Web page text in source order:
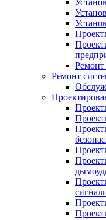
Ремонт
Ремонт